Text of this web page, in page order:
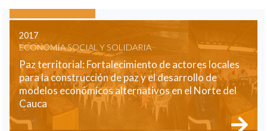
2017
ECONOMÍA SOCIAL Y SOLIDARIA
Paz territorial: Fortalecimiento de actores locales
para la construcción de paz y el desarrollo de
modelos económicos alternativos en el Norte del
Cauca